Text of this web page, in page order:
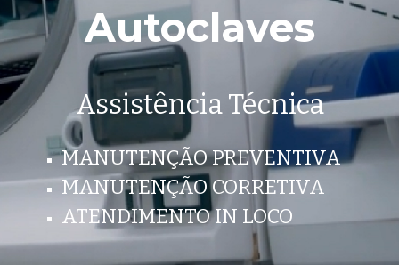
Autoclaves
Assistência Técnica
MANUTENÇÃO PREVENTIVA
MANUTENÇÃO CORRETIVA
ATENDIMENTO IN LOCO